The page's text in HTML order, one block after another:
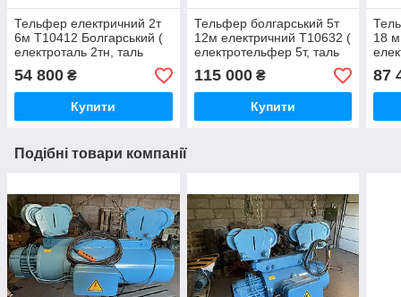
Тельфер електричний 2т
6м Т10412 Болгарський (
електроталь 2тн, таль
електрична 2000,
електротельфер 2тонни)
54 800 ₴
Купити
Тельфер болгарський 5т
12м електричний Т10632 (
електротельфер 5т, таль
електрична 5 тонн,
тельфер 5т)
115 000₴
Купити
18
87
Подібні товари компанії